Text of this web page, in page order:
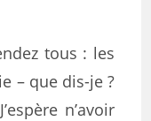
tous : les
– que dis-je ?
n’avoir